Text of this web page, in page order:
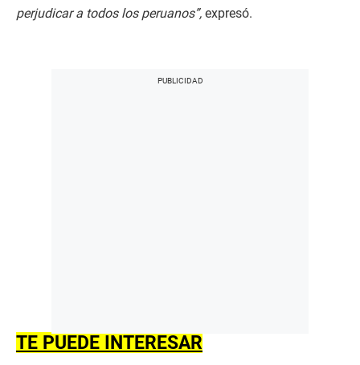
perjudicar a todos los peruanos”, expresó.
TE PUEDE INTERESAR